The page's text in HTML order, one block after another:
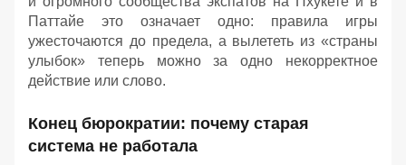
Паттайе это означает одно: правила игры
ужесточаются до предела, а вылететь из «страны
улыбок» теперь можно за одно некорректное
действие или слово.
Конец бюрократии: почему старая
система не работала